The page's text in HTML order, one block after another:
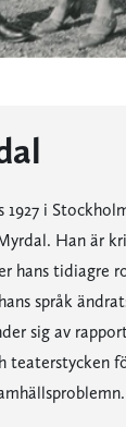
1927 i
Han är
hans tidiagre
språk
sig av
teaterstycken